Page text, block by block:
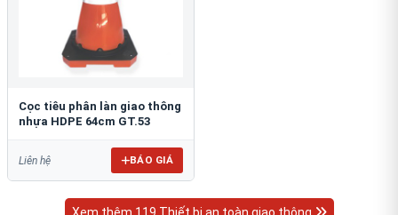
Cọc tiêu phân làn giao thông
nhựa HDPE 64cm GT.53
Liên hệ BÁO GIÁ